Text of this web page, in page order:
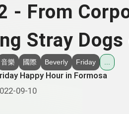
- From
Stray
音樂 國際 Beverly Friday
Happy Hour in Formosa
09-10